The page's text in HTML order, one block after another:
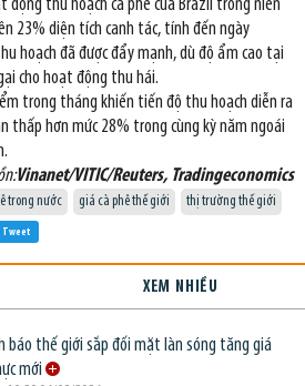
động thu hoạch cà phê của Brazil trong niên
23% diện tích canh tác, tính đến ngày
hoạch đã được đẩy mạnh, dù độ ẩm cao tại
cho hoạt động thu hái.
trong tháng khiến tiến độ thu hoạch diễn ra
thấp hơn mức 28% trong cùng kỳ năm ngoái
Vinanet/VITIC/Reuters, Tradingeconomics
trong nước giá cà phê thế giới thị trường thế giới
Tweet
XEM NHIỀU
báo thế giới sắp đối mặt làn sóng tăng giá
mới